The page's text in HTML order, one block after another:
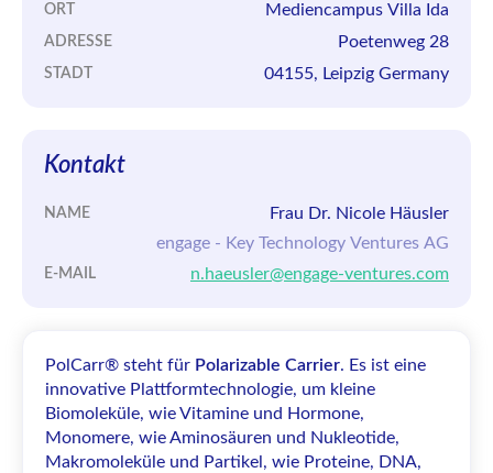
ORT Mediencampus Villa Ida
ADRESSE Poetenweg 28
STADT 04155, Leipzig Germany
Kontakt
NAME
Frau Dr. Nicole Häusler
engage - Key Technology Ventures AG
E-MAIL n.haeusler@engage-ventures.com
PolCarr® steht für Polarizable Carrier. Es ist eine
innovative Plattformtechnologie, um kleine
Biomoleküle, wie Vitamine und Hormone,
Monomere, wie Aminosäuren und Nukleotide,
Makromoleküle und Partikel, wie Proteine, DNA,